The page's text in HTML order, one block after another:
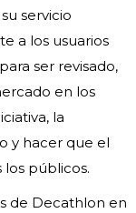
servicio
a los usuarios
ser revisado,
en los
la
y hacer que el
públicos.
de Decathlon en